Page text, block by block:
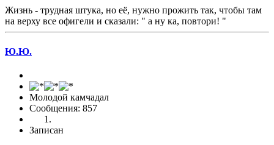
Жизнь - трудная штука, но её, нужно прожить так, чтобы там
на верху все офигели и сказали: " а ну ка, повтори! "
Ю.Ю.
Молодой камчадал
Сообщения: 857
Записан